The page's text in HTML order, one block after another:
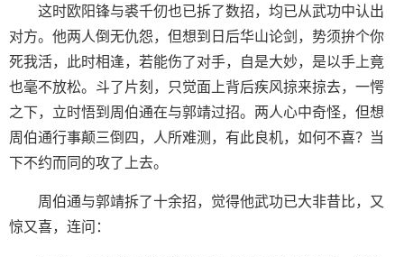
这时欧阳锋与裘千仞也已拆了数招，均已从武功中认出
对方。他两人倒无仇怨，但想到日后华山论剑，势须拚个你
死我活，此时相逢，若能伤了对手，自是大妙，是以手上竟
也毫不放松。斗了片刻，只觉面上背后疾风掠来掠去，一愕
之下，立时悟到周伯通在与郭靖过招。两人心中奇怪，但想
周伯通行事颠三倒四，人所难测，有此良机，如何不喜？当
下不约而同的攻了上去。
周伯通与郭靖拆了十余招，觉得他武功已大非昔比，又
惊又喜，连问：